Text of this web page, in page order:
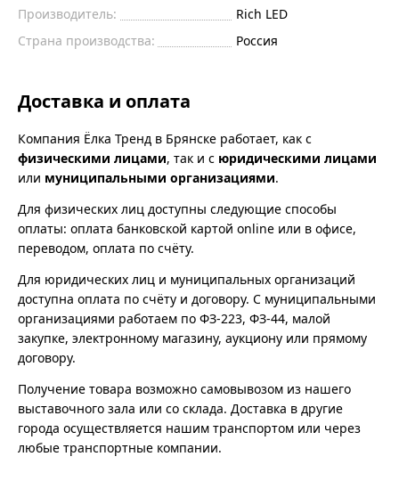
Производитель:
Rich LED
Страна производства:
Россия
Доставка и оплата
Компания Ёлка Тренд в Брянске работает, как с
физическими лицами, так и с юридическими лицами
или муниципальными организациями.
Для физических лиц доступны следующие способы
оплаты: оплата банковской картой online или в офисе,
переводом, оплата по счёту.
Для юридических лиц и муниципальных организаций
доступна оплата по счёту и договору. С муниципальными
организациями работаем по ФЗ-223, ФЗ-44, малой
закупке, электронному магазину, аукциону или прямому
договору.
Получение товара возможно самовывозом из нашего
выставочного зала или со склада. Доставка в другие
города осуществляется нашим транспортом или через
любые транспортные компании.